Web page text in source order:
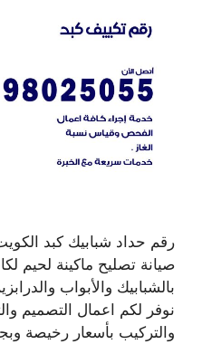
رقم حداد شبابيك كبد
صيانة تصليح ماكينة لحيم
بالشبابيك والأبواب
نوفر لكم اعمال التصميم
والتركيب بأسعار رخيصة